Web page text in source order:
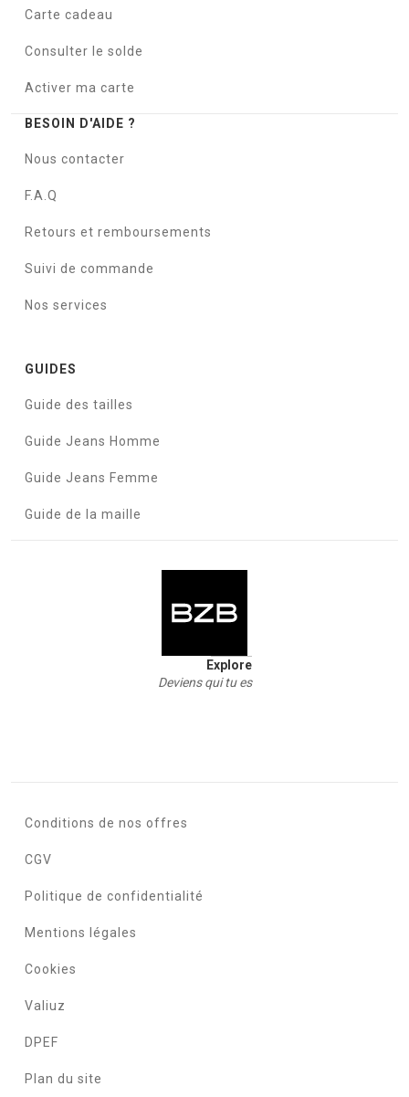
Carte cadeau
Consulter le solde
Activer ma carte
BESOIN D'AIDE ?
Nous contacter
F.A.Q
Retours et remboursements
Suivi de commande
Nos services
GUIDES
Guide des tailles
Guide Jeans Homme
Guide Jeans Femme
Guide de la maille
Explore
Deviens qui tu es
Conditions de nos offres
CGV
Politique de confidentialité
Mentions légales
Cookies
Valiuz
DPEF
Plan du site